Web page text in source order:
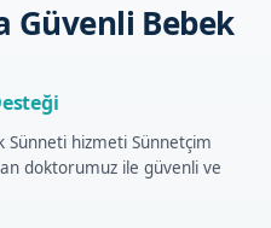
Güvenli Bebek
Sünneti hizmeti Sünnetçim
doktorumuz ile güvenli ve